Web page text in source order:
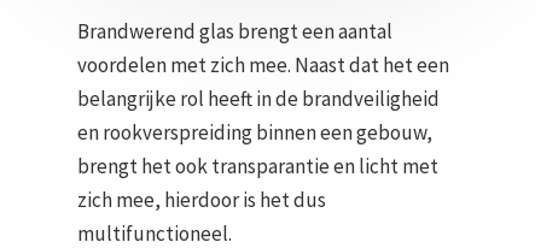
Brandwerend glas brengt een aantal
voordelen met zich mee. Naast dat het een
belangrijke rol heeft in de brandveiligheid
en rookverspreiding binnen een gebouw,
brengt het ook transparantie en licht met
zich mee, hierdoor is het dus
multifunctioneel.